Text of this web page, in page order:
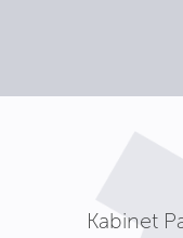
Kabinet